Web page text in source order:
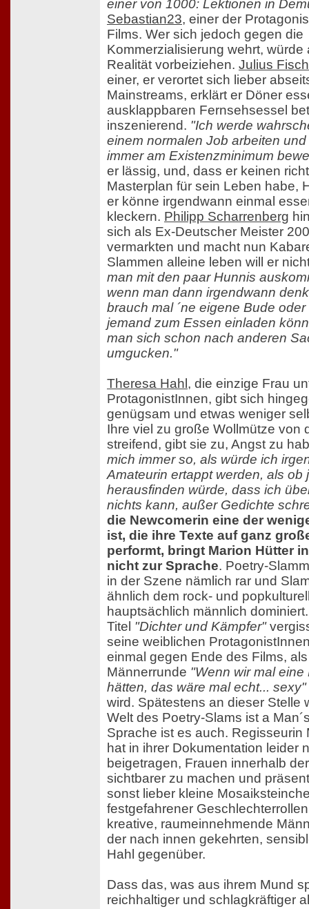
einer von 1000: Lektionen in
Sebastian23, einer der
Films. Wer sich jedoch gegen die
Kommerzialisierung wehrt, würde
Realität vorbeiziehen. Julius
einer, er verortet sich lieber
Mainstreams, erklärt er Döner
ausklappbaren Fernsehsessel
inszenierend. "Ich werde
einem normalen Job arbeiten
immer am Existenzminimum
er lässig, und, dass er keinen
Masterplan für sein Leben habe,
er könne irgendwann einmal
kleckern. Philipp Scharrenberg
sich als Ex-Deutscher Meister
vermarkten und macht nun
Slammen alleine leben will er
man mit den paar Hunnis
wenn man dann irgendwann
brauch mal ´ne eigene Bude
jemand zum Essen einladen
man sich schon nach anderen
umgucken."
Theresa Hahl, die einzige Frau
ProtagonistInnen, gibt sich
genügsam und etwas weniger
Ihre viel zu große Wollmütze von
streifend, gibt sie zu, Angst zu
mich immer so, als würde ich
Amateurin ertappt werden, als ob
herausfinden würde, dass ich
nichts kann, außer Gedichte
die Newcomerin eine der
ist, die ihre Texte auf ganz
performt, bringt Marion Hütter
nicht zur Sprache. Poetry-
in der Szene nämlich rar und
ähnlich dem rock- und
hauptsächlich männlich
Titel "Dichter und Kämpfer"
seine weiblichen
einmal gegen Ende des Films,
Männerrunde "Wenn wir mal eine
hätten, das wäre mal echt... sexy"
wird. Spätestens an dieser Stelle
Welt des Poetry-Slams ist a
Sprache ist es auch. Regisseurin
hat in ihrer Dokumentation leider
beigetragen, Frauen innerhalb
sichtbarer zu machen und
sonst lieber kleine
festgefahrener
kreative, raumeinnehmende
der nach innen gekehrten,
Hahl gegenüber.
Dass das, was aus ihrem Mund
reichhaltiger und schlagkräftiger